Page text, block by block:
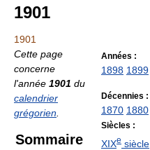
1901
1901
Années :
1898 1899
Décennies :
1870 1880
Siècles :
XIXe siècle
Cette page
concerne
l'année 1901 du
calendrier
grégorien
Sommaire